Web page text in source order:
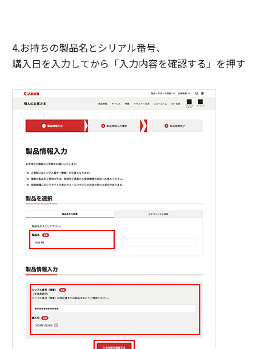
4.お持ちの製品名とシリアル番号、
購入日を入力してから「入力内容を確認する」を押す